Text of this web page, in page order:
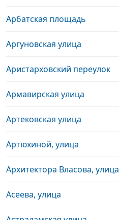
Арбатская площадь
Аргуновская улица
Аристарховский переулок
Армавирская улица
Артековская улица
Артюхиной, улица
Архитектора Власова, улица
Асеева, улица